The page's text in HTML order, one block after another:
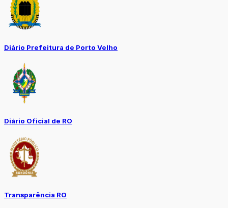
Diário Prefeitura de Porto Velho
Diário Oficial de RO
Transparência RO